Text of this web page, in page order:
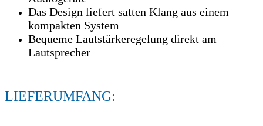
Das Design liefert satten Klang aus einem
kompakten System
Bequeme Lautstärkeregelung direkt am
Lautsprecher
LIEFERUMFANG: